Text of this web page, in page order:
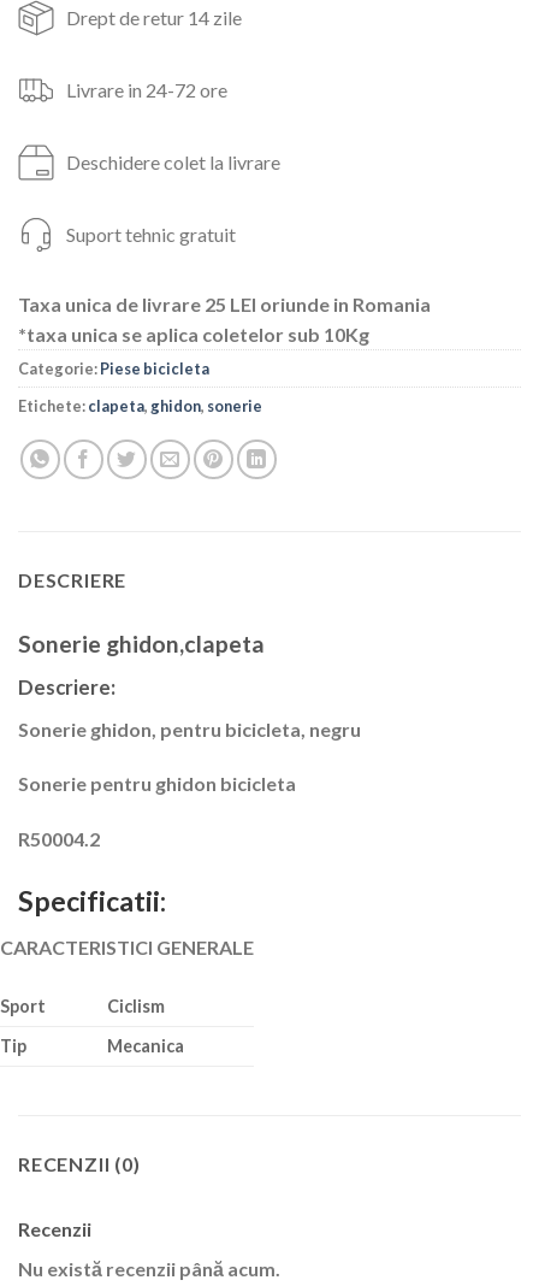
Drept de retur 14 zile
Livrare in 24-72 ore
Deschidere colet la livrare
Suport tehnic gratuit
Taxa unica de livrare 25 LEI oriunde in Romania
*taxa unica se aplica coletelor sub 10Kg
Categorie:Piese bicicleta
Etichete:clapeta, ghidon, sonerie
DESCRIERE
Sonerie ghidon,clapeta
Descriere:
Sonerie ghidon, pentru bicicleta, negru
Sonerie pentru ghidon bicicleta
R50004.2
Specificatii:
CARACTERISTICI GENERALE
Sport
Ciclism
Tip
Mecanica
RECENZII (0)
Recenzii
Nu există recenzii până acum.